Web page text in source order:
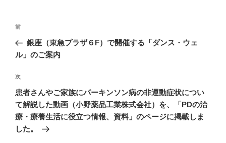
投
ナ
ゲ
ー
シ
ョ
ン
前
の
投
前
銀座（東急プラザ６F）で開催する「ダンス・ウェ
ル」のご案内
次
の
投
稿
次
患者さんやご家族にパーキンソン病の非運動症状につい
て解説した動画（小野薬品工業株式会社）を、「PDの治
療・療養生活に役立つ情報、資料」のページに掲載しま
した。